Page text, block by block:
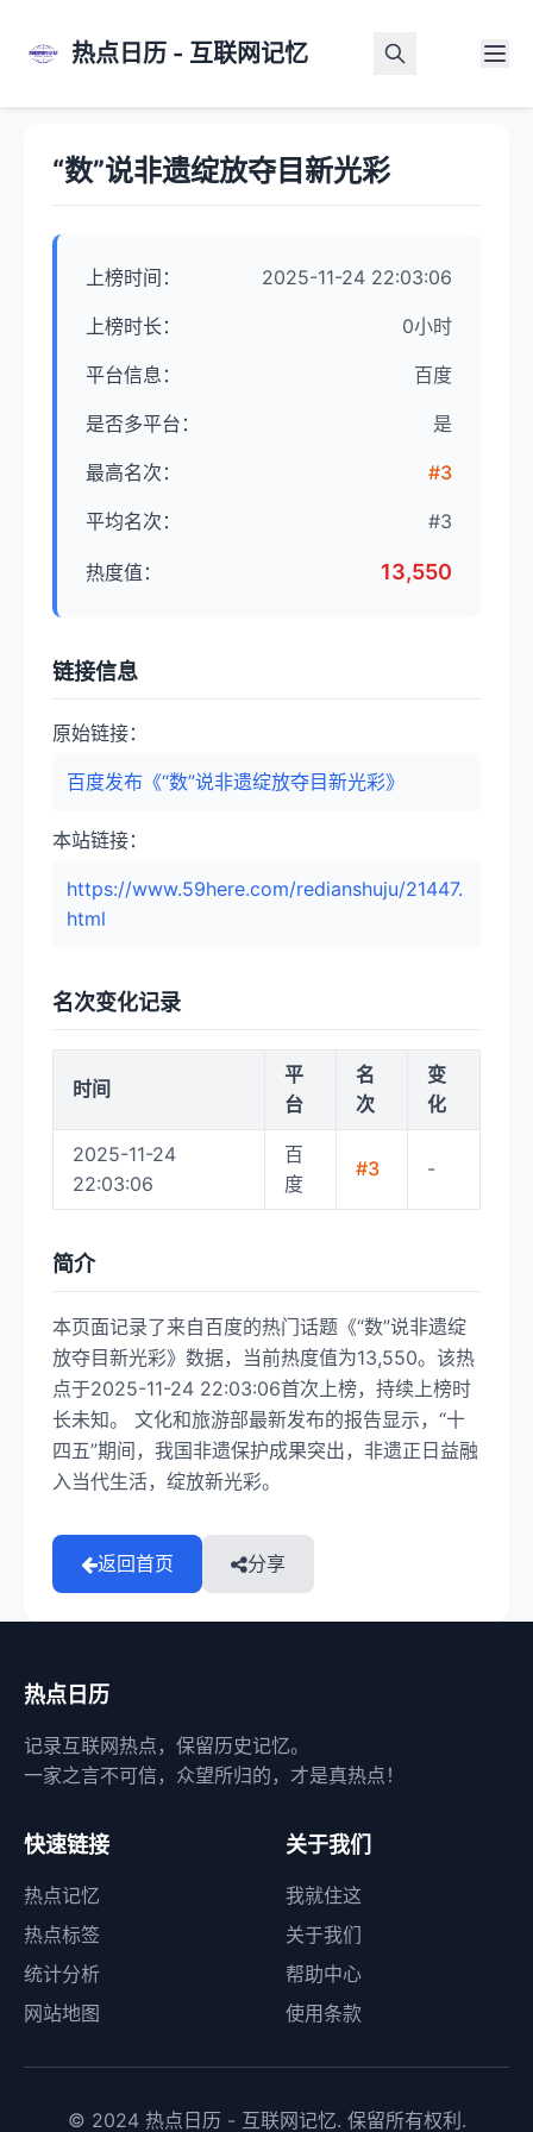
热点日历 - 互联网记忆
“数”说非遗绽放夺目新光彩
上榜时间： 2025-11-24 22:03:06
上榜时长： 0小时
平台信息： 百度
是否多平台： 是
最高名次： #3
平均名次： #3
热度值： 13,550
链接信息
原始链接：
百度发布《“数”说非遗绽放夺目新光彩》
本站链接：
https://www.59here.com/redianshuju/21447.
html
名次变化记录
时间
平
台
名
次
变
化
2025-11-24
22:03:06
百
度
#3 -
简介
本页面记录了来自百度的热门话题《“数”说非遗绽
放夺目新光彩》数据，当前热度值为13,550。该热
点于2025-11-24 22:03:06首次上榜，持续上榜时
长未知。 文化和旅游部最新发布的报告显示，“十
四五”期间，我国非遗保护成果突出，非遗正日益融
入当代生活，绽放新光彩。
返回首页 分享
热点日历
记录互联网热点，保留历史记忆。
一家之言不可信，众望所归的，才是真热点！
快速链接
热点记忆
热点标签
统计分析
网站地图
关于我们
我就住这
关于我们
帮助中心
使用条款
© 2024 热点日历 - 互联网记忆. 保留所有权利.